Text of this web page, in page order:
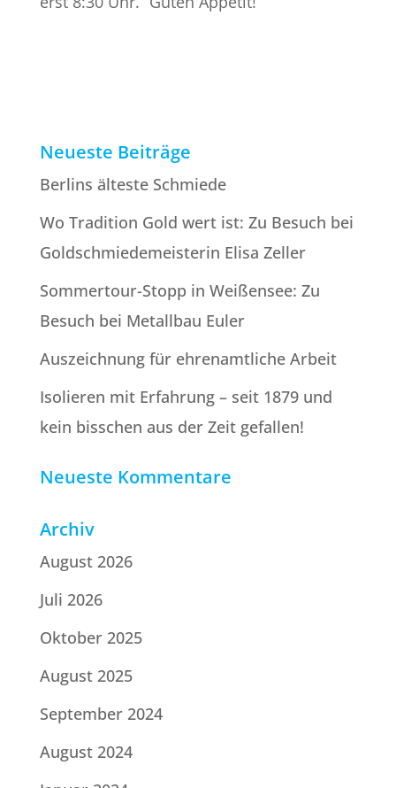
Neueste Beiträge
Berlins älteste Schmiede
Wo Tradition Gold wert ist: Zu Besuch bei
Goldschmiede­meisterin Elisa Zeller
Sommertour-Stopp in Weißensee: Zu
Besuch bei Metallbau Euler
Auszeichnung für ehrenamtliche Arbeit
Isolieren mit Erfahrung – seit 1879 und
kein bisschen aus der Zeit gefallen!
Neueste Kommentare
Archiv
August 2026
Juli 2026
Oktober 2025
August 2025
September 2024
August 2024